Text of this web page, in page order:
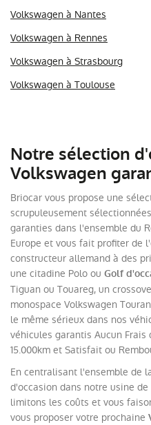
Volkswagen à Nantes
Volkswagen à Rennes
Volkswagen à Strasbourg
Volkswagen à Toulouse
Notre sélection
Volkswagen
Briocar vous propose une
scrupuleusement
garanties dans l'ensemble du
Europe et vous fait profiter de
constructeur allemand à des
une citadine Polo ou Golf
Tiguan ou Touareg, un
monospace Volkswagen
le même sérieux dans nos
véhicules garantis Aucun
15.000km et Satisfait ou
En centralisant l'ensemble de
d'occasion dans notre usine
limitons les coûts et vous
vous proposer votre prochaine